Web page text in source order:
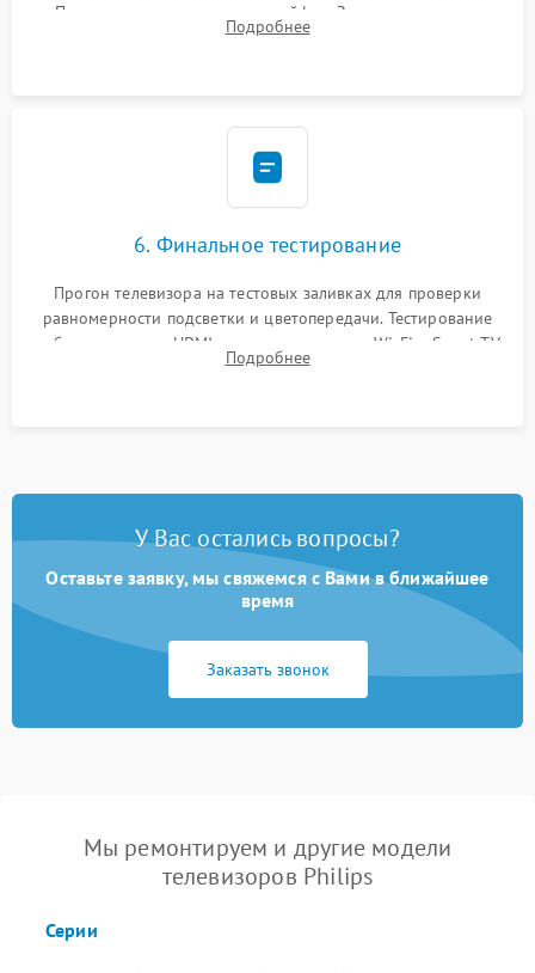
Подключение внутренних шлейфов. Закрытие корпуса.
Сброс настроек и обновление программного обеспечения.
Подробнее
6. Финальное тестирование
Прогон телевизора на тестовых заливках для проверки
равномерности подсветки и цветопередачи. Тестирование
работы разъемов HDMI, динамиков, модуля Wi-Fi и Smart TV
в рабочем режиме в течение нескольких часов.
Подробнее
У Вас остались вопросы?
Оставьте заявку, мы свяжемся с Вами в ближайшее
время
Заказать звонок
Мы ремонтируем и другие модели
телевизоров Philips
Серии